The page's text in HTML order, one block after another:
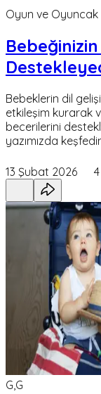
Oyun ve Oyuncak
Bebeklerin dil
etkileşim kurarak
becerilerini
yazımızda
13 Şubat 2026 4
G,G